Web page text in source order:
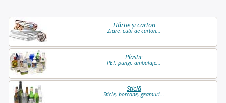
Hârtie și carton
Ziare, cutii de carton...
Plastic
PET, pungi, ambalaje...
Sticlă
Sticle, borcane, geamuri...